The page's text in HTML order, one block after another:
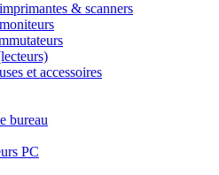
& scanners
et accessoires
bureau
PC